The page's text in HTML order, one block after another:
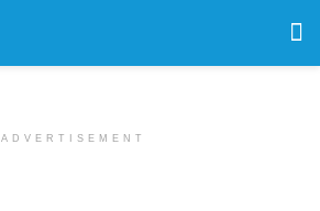
ADVERTISEMENT